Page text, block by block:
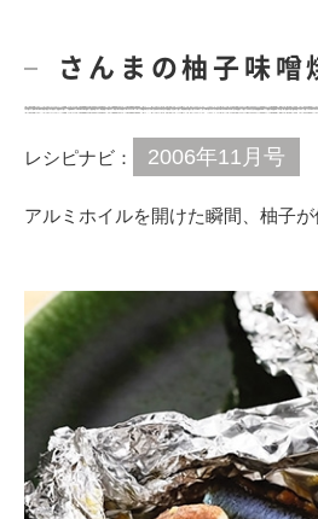
さんまの柚子味噌
レシピナビ： 2006年11月号
アルミホイルを開けた瞬間、柚子が